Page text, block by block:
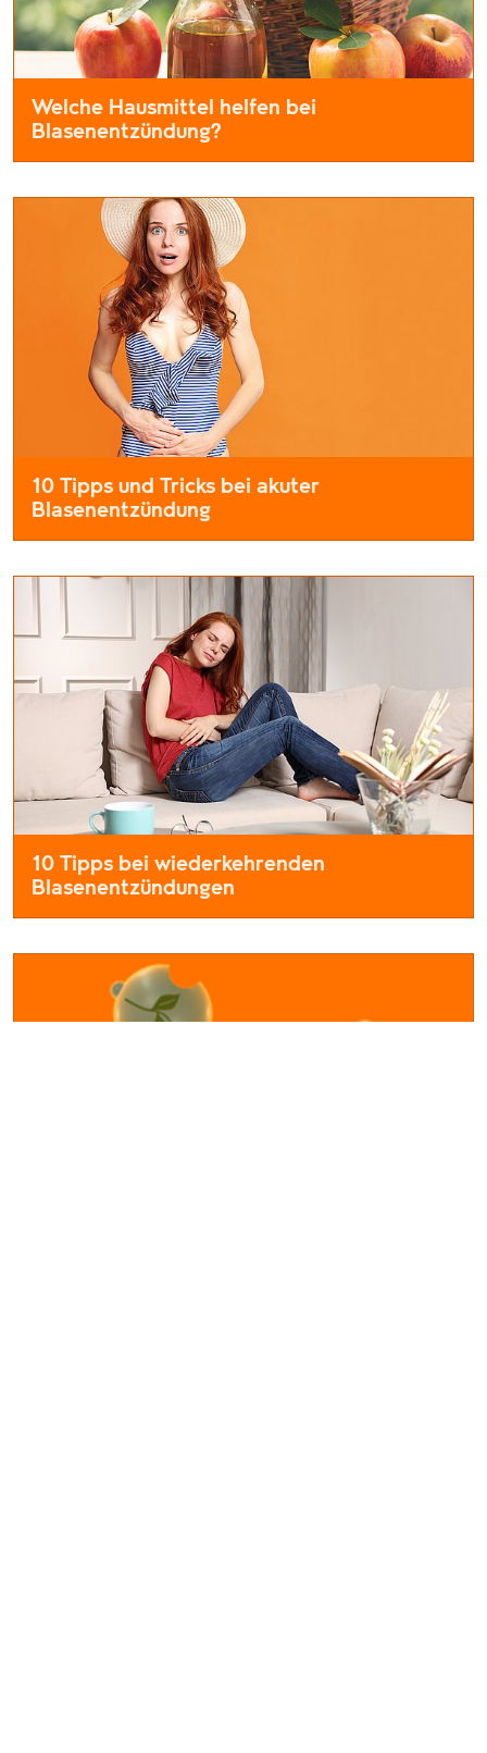
Welche Hausmittel helfen bei
Blasenentzündung?
Bei Blasenentzündungen gibt es viele Hausmittel, die
10 Tipps und Tricks bei akuter
Blasenentzündung
Frauen sind besonders anfällig für eine akute
10 Tipps bei wiederkehrenden
Blasenentzündungen
Gerade Frauen sind häufiger als Männer von einer